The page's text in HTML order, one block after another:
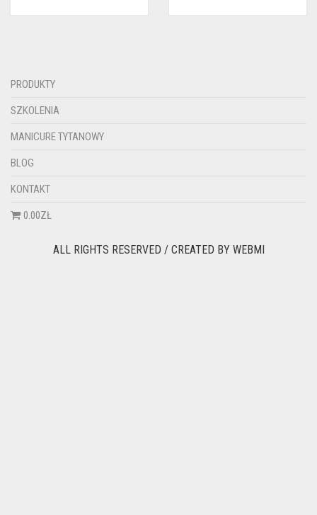
PRODUKTY
SZKOLENIA
MANICURE TYTANOWY
BLOG
KONTAKT
0.00ZŁ
ALL RIGHTS RESERVED / CREATED BY WEBMI